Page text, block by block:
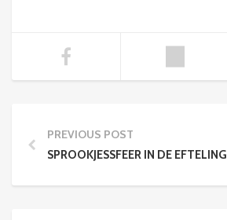
PREVIOUS POST
SPROOKJESSFEER IN DE EFTELING